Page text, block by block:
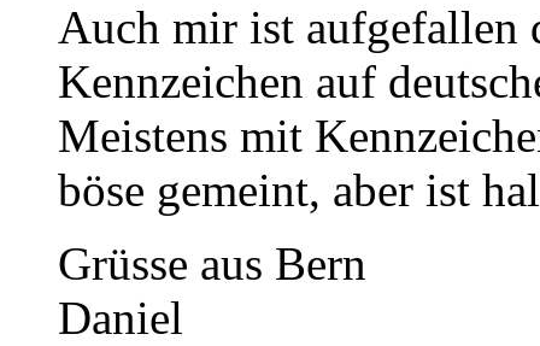
Auch mir ist aufgefallen
Kennzeichen auf
Meistens mit
böse gemeint, aber ist
Grüsse aus Bern
Daniel